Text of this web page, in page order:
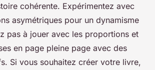
cohérente. Expérimentez avec
asymétriques pour un dynamisme
pas à jouer avec les proportions et
en page pleine page avec des
Si vous souhaitez créer votre livre,